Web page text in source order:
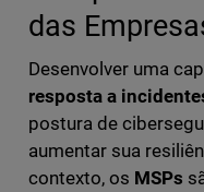
das
Desenvolver uma
resposta a
postura de
aumentar sua
contexto, os MSPs